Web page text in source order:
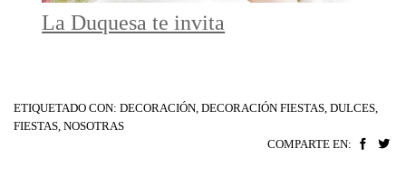
La Duquesa te invita
ETIQUETADO CON: DECORACIÓN, DECORACIÓN FIESTAS, DULCES,
FIESTAS, NOSOTRAS
COMPARTE EN: